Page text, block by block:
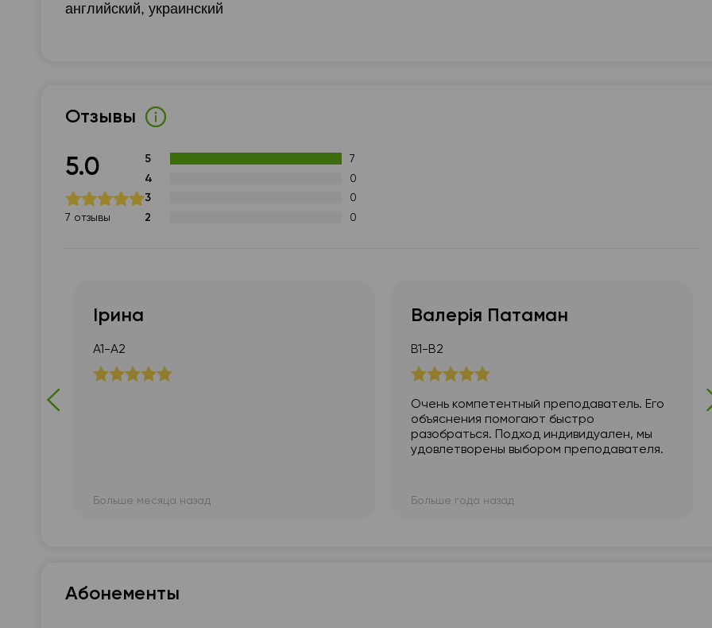
английский, украинский
Отзывы
5.0
7 отзывы
5
7
4
0
3
0
2
0
Ірина
А1-А2
Больше месяца назад
Валерія Патаман
В1-В2
Очень компетентный преподаватель. Его
объяснения помогают быстро
разобраться. Подход индивидуален, мы
удовлетворены выбором преподавателя.
Больше года назад
Абонементы